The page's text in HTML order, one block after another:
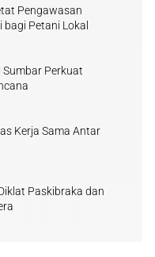
Pengawasan
Petani Lokal
Sumbar Perkuat
Kerja Sama Antar
Paskibraka dan